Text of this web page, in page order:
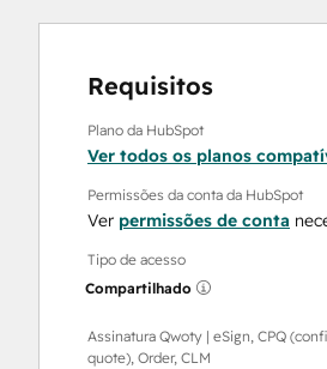
Requisitos
Plano da HubSpot
Ver todos os planos
Permissões da conta da HubSpot
Ver permissões de conta
Tipo de acesso
Compartilhado
Assinatura Qwoty | eSign, CPQ
quote), Order, CLM